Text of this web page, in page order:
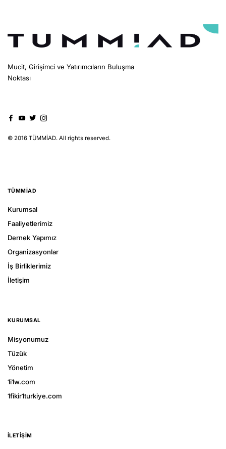
Mucit, Girişimci ve Yatırımcıların Buluşma
Noktası
© 2016 TÜMMİAD. All rights reserved.
TÜMMIAD
Kurumsal
Faaliyetlerimiz
Dernek Yapımız
Organizasyonlar
İş Birliklerimiz
İletişim
KURUMSAL
Misyonumuz
Tüzük
Yönetim
1i1w.com
1fikir1turkiye.com
İLETIŞIM